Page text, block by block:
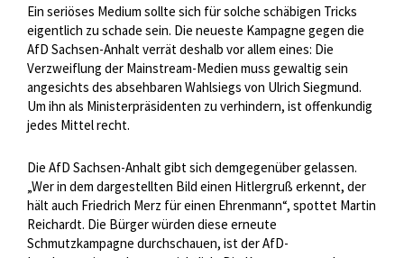
Ein seriöses Medium sollte sich für solche schäbigen Tricks
eigentlich zu schade sein. Die neueste Kampagne gegen die
AfD Sachsen-Anhalt verrät deshalb vor allem eines: Die
Verzweiflung der Mainstream-Medien muss gewaltig sein
angesichts des absehbaren Wahlsiegs von Ulrich Siegmund.
Um ihn als Ministerpräsidenten zu verhindern, ist offenkundig
jedes Mittel recht.
Die AfD Sachsen-Anhalt gibt sich demgegenüber gelassen.
„Wer in dem dargestellten Bild einen Hitlergruß erkennt, der
hält auch Friedrich Merz für einen Ehrenmann“, spottet Martin
Reichardt. Die Bürger würden diese erneute
Schmutzkampagne durchschauen, ist der AfD-